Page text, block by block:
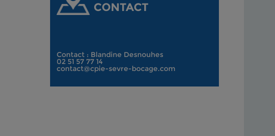
CONTACT
Contact : Blandine Desnouhes
02 51 57 77 14
contact@cpie-sevre-bocage.com